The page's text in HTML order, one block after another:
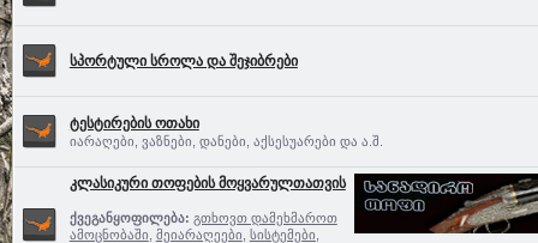
სპორტული სროლა და შეჯიბრები
ტესტირების ოთახი
იარაღები, ვაზნები, დანები, აქსესუარები და ა.შ.
კლასიკური თოფების მოყვარულთათვის
ქვეგანყოფილება: გთხოვთ დამეხმაროთ
ამოცნობაში მეიარაღეები სისტემები,